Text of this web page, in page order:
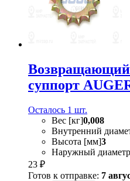
Возвращающий
суппорт
Осталось 1 шт.
Вес [кг]0,008
Внутренний
Высота [мм]3
Наружный
23 ₽
Готов к отправке: 7